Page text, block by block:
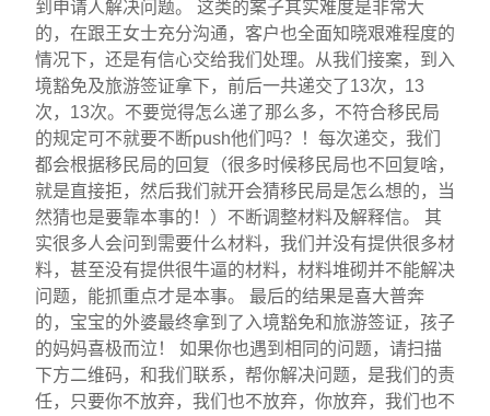
到申请人解决问题。 这类的案子其实难度是非常大
的，在跟王女士充分沟通，客户也全面知晓艰难程度的
情况下，还是有信心交给我们处理。从我们接案，到入
境豁免及旅游签证拿下，前后一共递交了13次，13
次，13次。不要觉得怎么递了那么多，不符合移民局
的规定可不就要不断push他们吗？！每次递交，我们
都会根据移民局的回复（很多时候移民局也不回复啥，
就是直接拒，然后我们就开会猜移民局是怎么想的，当
然猜也是要靠本事的！）不断调整材料及解释信。 其
实很多人会问到需要什么材料，我们并没有提供很多材
料，甚至没有提供很牛逼的材料，材料堆砌并不能解决
问题，能抓重点才是本事。 最后的结果是喜大普奔
的，宝宝的外婆最终拿到了入境豁免和旅游签证，孩子
的妈妈喜极而泣！ 如果你也遇到相同的问题，请扫描
下方二维码，和我们联系，帮你解决问题，是我们的责
任，只要你不放弃，我们也不放弃，你放弃，我们也不